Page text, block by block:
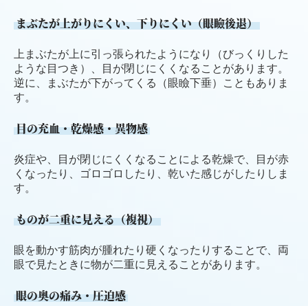
まぶたが上がりにくい、下りにくい（眼瞼後退）
上まぶたが上に引っ張られたようになり（びっくりした
ような目つき）、目が閉じにくくなることがあります。
逆に、まぶたが下がってくる（眼瞼下垂）こともありま
す。
目の充血・乾燥感・異物感
炎症や、目が閉じにくくなることによる乾燥で、目が赤
くなったり、ゴロゴロしたり、乾いた感じがしたりしま
す。
ものが二重に見える（複視）
眼を動かす筋肉が腫れたり硬くなったりすることで、両
眼で見たときに物が二重に見えることがあります。
眼の奥の痛み・圧迫感